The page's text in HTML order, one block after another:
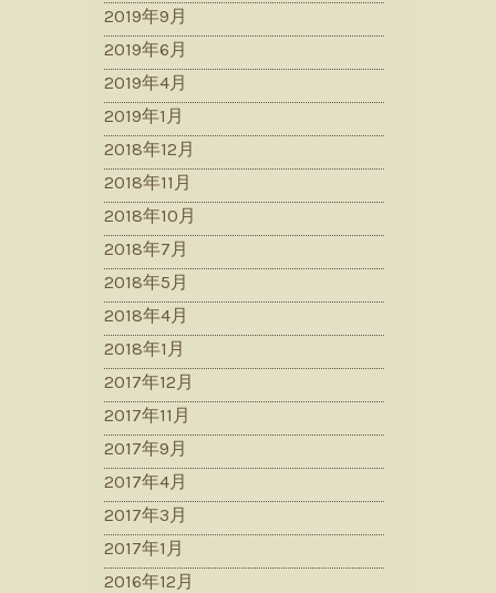
2019年9月
2019年6月
2019年4月
2019年1月
2018年12月
2018年11月
2018年10月
2018年7月
2018年5月
2018年4月
2018年1月
2017年12月
2017年11月
2017年9月
2017年4月
2017年3月
2017年1月
2016年12月